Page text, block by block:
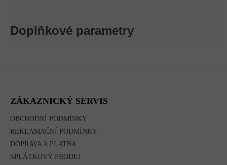
Doplňkové parametry
ZÁKAZNICKÝ SERVIS
OBCHODNÍ PODMÍNKY
REKLAMAČNÍ PODMÍNKY
DOPRAVA A PLATBA
SPLÁTKOVÝ PRODEJ